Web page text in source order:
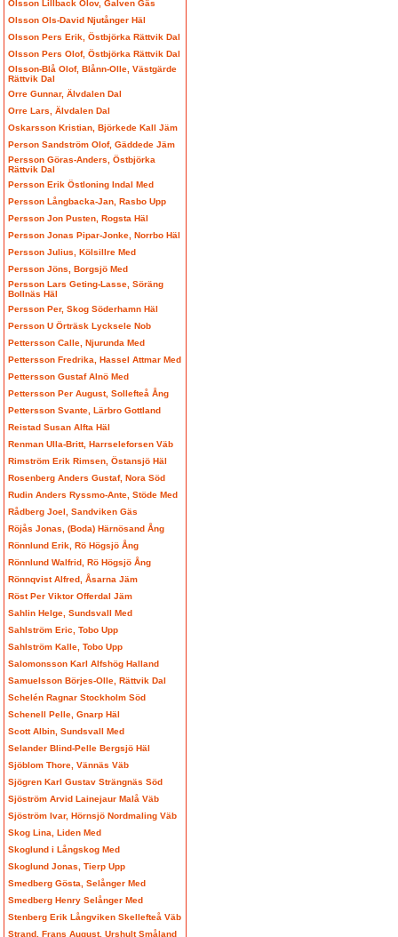
Olsson Lillback Olov, Galven Gäs
Olsson Ols-David Njutånger Häl
Olsson Pers Erik, Östbjörka Rättvik Dal
Olsson Pers Olof, Östbjörka Rättvik Dal
Olsson-Blå Olof, Blånn-Olle, Västgärde
Rättvik Dal
Orre Gunnar, Älvdalen Dal
Orre Lars, Älvdalen Dal
Oskarsson Kristian, Björkede Kall Jäm
Person Sandström Olof, Gäddede Jäm
Persson Göras-Anders, Östbjörka
Rättvik Dal
Persson Erik Östloning Indal Med
Persson Långbacka-Jan, Rasbo Upp
Persson Jon Pusten, Rogsta Häl
Persson Jonas Pipar-Jonke, Norrbo Häl
Persson Julius, Kölsillre Med
Persson Jöns, Borgsjö Med
Persson Lars Geting-Lasse, Söräng
Bollnäs Häl
Persson Per, Skog Söderhamn Häl
Persson U Örträsk Lycksele Nob
Pettersson Calle, Njurunda Med
Pettersson Fredrika, Hassel Attmar Med
Pettersson Gustaf Alnö Med
Pettersson Per August, Sollefteå Ång
Pettersson Svante, Lärbro Gottland
Reistad Susan Alfta Häl
Renman Ulla-Britt, Harrseleforsen Väb
Rimström Erik Rimsen, Östansjö Häl
Rosenberg Anders Gustaf, Nora Söd
Rudin Anders Ryssmo-Ante, Stöde Med
Rådberg Joel, Sandviken Gäs
Röjås Jonas, (Boda) Härnösand Ång
Rönnlund Erik, Rö Högsjö Ång
Rönnlund Walfrid, Rö Högsjö Ång
Rönnqvist Alfred, Åsarna Jäm
Röst Per Viktor Offerdal Jäm
Sahlin Helge, Sundsvall Med
Sahlström Eric, Tobo Upp
Sahlström Kalle, Tobo Upp
Salomonsson Karl Alfshög Halland
Samuelsson Börjes-Olle, Rättvik Dal
Schelén Ragnar Stockholm Söd
Schenell Pelle, Gnarp Häl
Scott Albin, Sundsvall Med
Selander Blind-Pelle Bergsjö Häl
Sjöblom Thore, Vännäs Väb
Sjögren Karl Gustav Strängnäs Söd
Sjöström Arvid Lainejaur Malå Väb
Sjöström Ivar, Hörnsjö Nordmaling Väb
Skog Lina, Liden Med
Skoglund i Långskog Med
Skoglund Jonas, Tierp Upp
Smedberg Gösta, Selånger Med
Smedberg Henry Selånger Med
Stenberg Erik Långviken Skellefteå Väb
Strand, Frans August, Urshult Småland